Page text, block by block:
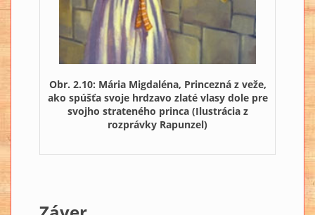
Obr. 2.10: Mária Migdaléna, Princezná z veže,
ako spúšťa svoje hrdzavo zlaté vlasy dole pre
svojho strateného princa (Ilustrácia z
rozprávky Rapunzel)